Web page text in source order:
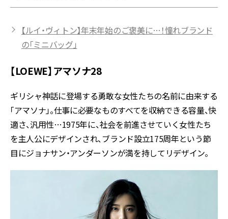
【ルイ・ヴィトン】年末年始のご褒美に…！憧れブランド
の「ミニバッグ」
【LOEWE】アマソナ28
ギリシャ神話に登場する勇敢な女性たちの名前に由来する
「アマソナ」。仕事に必要なものすべてを収納できる容量、快
適さ、汎用性…1975年に、社会を前進させていく女性たち
を主人公にデザインされ、ブランド設立175周年という節
目にジョナサン・アンダーソンが満を持してリデザイン。